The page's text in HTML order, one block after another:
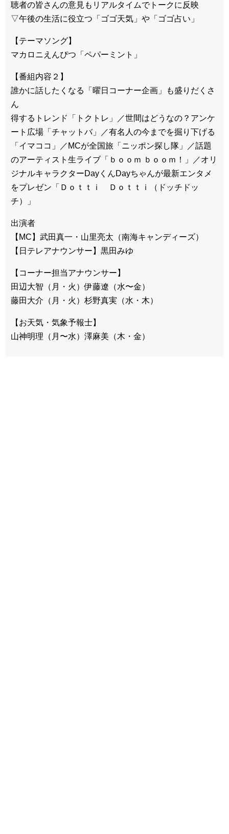
聴者の皆さんの意見もリアルタイムでトークに反映
▽午後の生活に役立つ「ゴゴ天気」や「ゴゴ占い」
【テーマソング】
マカロニえんぴつ「ペパーミント」
【番組内容２】
誰かに話したくなる「曜日コーナー企画」も盛りだくさ
ん
得するトレンド「トクトレ」／世間はどうなの？アンケ
ート広場「チャットバ」／有名人の今までを掘り下げる
「イマココ」／MCが全国旅「ニッポン探し隊」／話題
のアーティスト生ライブ「ｂｏｏｍ ｂｏｏｍ！」／オリ
ジナルキャラクターDayくんDayちゃんが最新エンタメ
をプレゼン「Ｄｏｔｔｉ Ｄｏｔｔｉ（ドッチドッ
チ）」
出演者
【MC】武田真一・山里亮太（南海キャンディーズ）
【日テレアナウンサー】黒田みゆ
【コーナー担当アナウンサー】
田辺大智（月・火）伊藤遼（水〜金）
藤田大介（月・火）杉野真実（水・木）
【お天気・気象予報士】
山神明理（月〜水）澤麻美（木・金）